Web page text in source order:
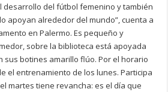
desarrollo del fútbol femenino y también
apoyan alrededor del mundo”, cuenta a
en Palermo. Es pequeño y
sobre la biblioteca está apoyada
sus botines amarillo flúo. Por el horario
el entrenamiento de los lunes. Participa
martes tiene revancha: es el día que